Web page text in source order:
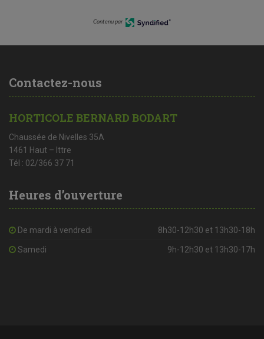
Contenu par
Contactez-nous
HORTICOLE BERNARD BODART
Chaussée de Nivelles 35A
1461 Haut – Ittre
Tél : 02/366 37 71
Heures d’ouverture
De mardi à vendredi 8h30-12h30 et 13h30-18h
Samedi 9h-12h30 et 13h30-17h